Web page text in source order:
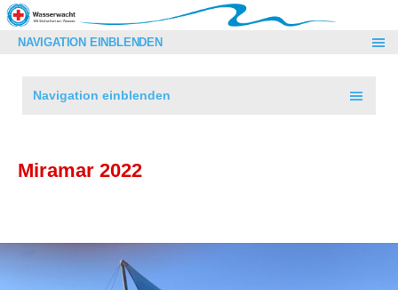
NAVIGATION EINBLENDEN
Navigation einblenden
Miramar 2022